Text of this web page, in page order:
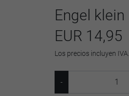
Engel klein
EUR 14,95
Los precios incluyen IVA.